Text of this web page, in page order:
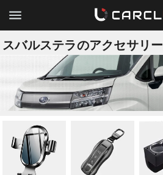
スバルステラのアクセサリー